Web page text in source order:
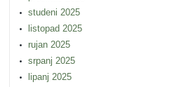
studeni 2025
listopad 2025
rujan 2025
srpanj 2025
lipanj 2025